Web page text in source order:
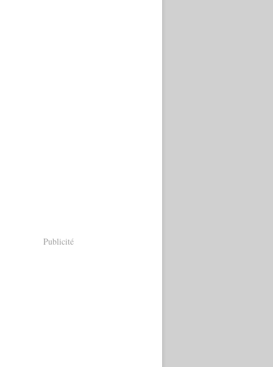
Publicité